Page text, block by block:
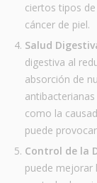
ciertos tipos
cáncer de piel.
Salud
digestiva al
absorción de
como la
puede
Control de la
puede mejorar